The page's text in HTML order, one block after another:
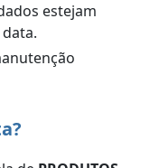
estejam